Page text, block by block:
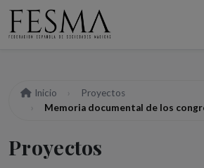
Inicio
Proyectos
Memoria documental de los
Proyectos